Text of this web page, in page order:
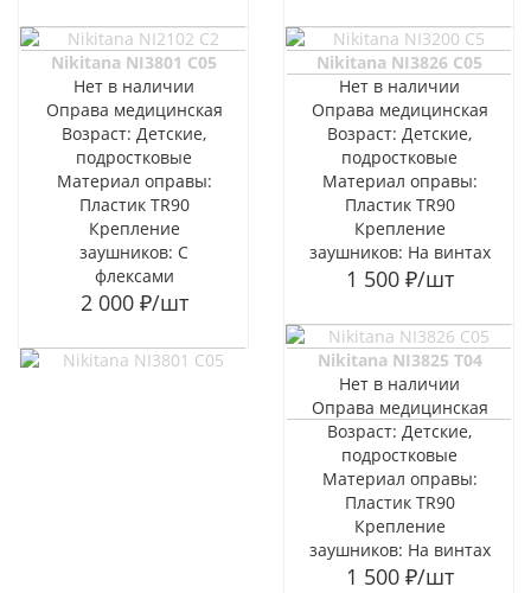
Nikitana NI3801 C05
Нет в наличии
Оправа медицинская
Возраст: Детские,
подростковые
Материал оправы:
Пластик TR90
Крепление
заушников: С
флексами
2 000₽/шт
Nikitana NI3826 C05
Нет в наличии
Оправа медицинская
Возраст: Детские,
подростковые
Материал оправы:
Пластик TR90
Крепление
заушников: На винтах
1 500₽/шт
Nikitana NI3825 T04
Нет в наличии
Оправа медицинская
Возраст: Детские,
подростковые
Материал оправы:
Пластик TR90
Крепление
заушников: На винтах
1 500₽/шт